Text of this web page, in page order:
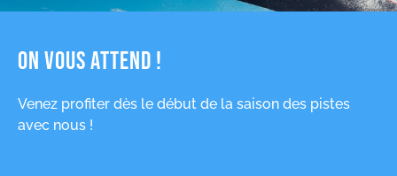
On vous attend !
Venez profiter dès le début de la saison des pistes
avec nous !